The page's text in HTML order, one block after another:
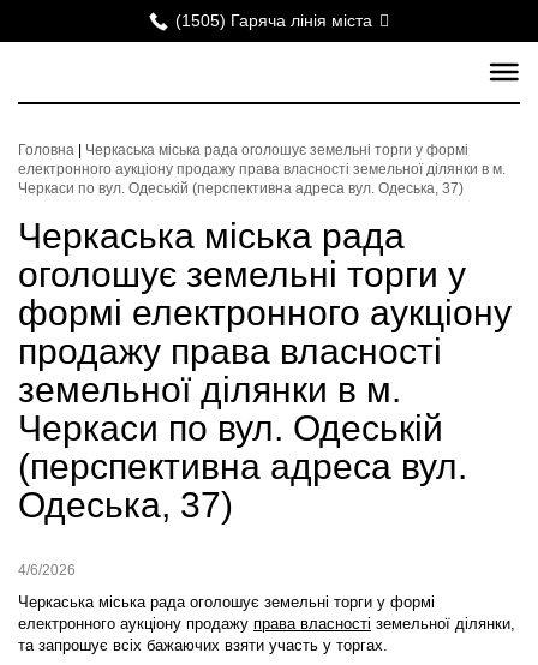
(1505) Гаряча лінія міста
Головна
Черкаська міська рада оголошує земельні торги у формі
електронного аукціону продажу права власності земельної ділянки в м.
Черкаси по вул. Одеській (перспективна адреса вул. Одеська, 37)
Черкаська міська рада
оголошує земельні торги у
формі електронного аукціону
продажу права власності
земельної ділянки в м.
Черкаси по вул. Одеській
(перспективна адреса вул.
Одеська, 37)
4/6/2026
Черкаська міська рада оголошує земельні торги у формі
електронного аукціону продажу права власності земельної ділянки,
та запрошує всіх бажаючих взяти участь у торгах.